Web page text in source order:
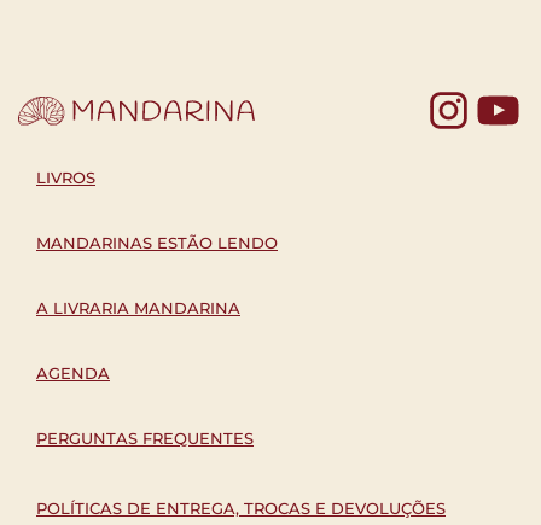
LIVROS
MANDARINAS ESTÃO LENDO
A LIVRARIA MANDARINA
AGENDA
PERGUNTAS FREQUENTES
POLÍTICAS DE ENTREGA, TROCAS E DEVOLUÇÕES